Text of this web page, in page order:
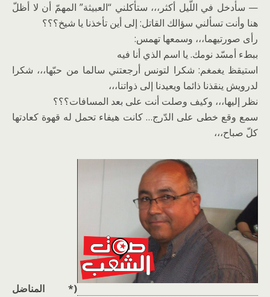
— سأدخل في اللّيل أكثر،،، ستأكلني “العبيثة” المهمّ أن لا أظلّ
هنا وأنت تسألني سؤالك القاتل: إلى أين تأخذنا يا شيخ؟؟؟
رأى صورتيهما،،، وسمعها تهمس:
ببطء أمسّد نومك. يا اسم الذي أنا فيه
استيقظ يغمغم: شكرا لتونس أرجعتني سالما من حبّها،،، شكرا
لدرويش ينقذنا ذائما ويعيدنا إلى ذواتنا،،،
نظر إليها،،، وكيف وصلت أنت على بعد المسافات؟؟؟
سمع وقع خطى على الدّرج… كانت هيفاء تحمل له قهوة كعادتها
كلّ صباح،،،
(* المناضل